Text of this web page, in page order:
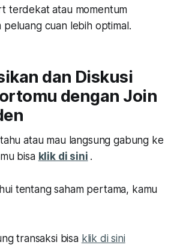
terdekat atau momentum
cuan lebih optimal.
dan Diskusi
dengan Join
atau mau langsung gabung ke
bisa klik di sini .
tentang saham pertama, kamu
transaksi bisa klik di sini